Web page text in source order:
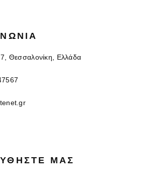
Θεσσαλονίκη, Ελλάδα
ΜΑΣ